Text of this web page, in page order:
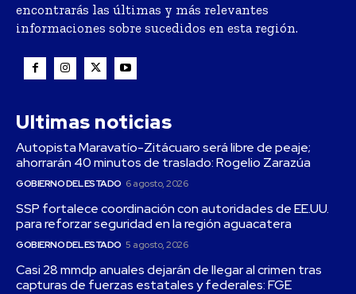
encontrarás las últimas y más relevantes
informaciones sobre sucedidos en esta región.
Ultimas noticias
Autopista Maravatío-Zitácuaro será libre de peaje;
ahorrarán 40 minutos de traslado: Rogelio Zarazúa
GOBIERNO DEL ESTADO 6 agosto, 2026
SSP fortalece coordinación con autoridades de EE.UU.
para reforzar seguridad en la región aguacatera
GOBIERNO DEL ESTADO 5 agosto, 2026
Casi 28 mmdp anuales dejarán de llegar al crimen tras
capturas de fuerzas estatales y federales: FGE